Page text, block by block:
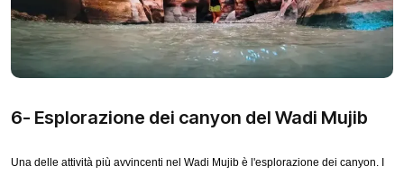
6- Esplorazione dei canyon del Wadi Mujib
Una delle attività più avvincenti nel Wadi Mujib è l'esplorazione dei canyon. I